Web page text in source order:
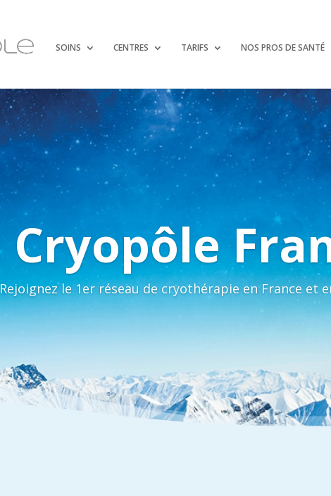
SOINS CENTRES TARIFS NOS PROS DE SANTÉ
Cryopôle
Rejoignez le 1er réseau de cryothérapie en France et